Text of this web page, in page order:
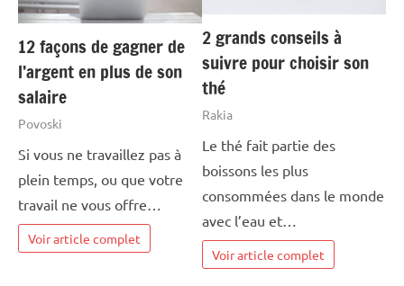
12 façons de gagner de
l’argent en plus de son
salaire
Povoski
Si vous ne travaillez pas à
plein temps, ou que votre
travail ne vous offre…
Voir article complet
2 grands conseils à
suivre pour choisir son
thé
Rakia
Le thé fait partie des
boissons les plus
consommées dans le monde
avec l’eau et…
Voir article complet